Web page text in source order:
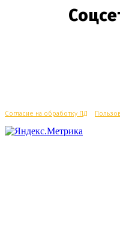
Согласие на обработку ПД